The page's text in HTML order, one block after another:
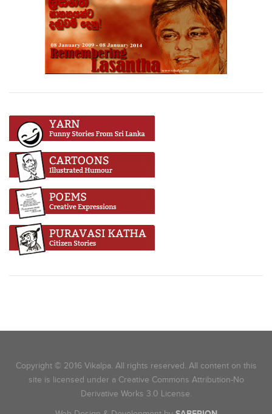
Copyright © 2016 Vikalpa. All rights reserved. All content on this
site is licensed under a Creative Commons Attribution-No
Derivative Works 3.0 License.